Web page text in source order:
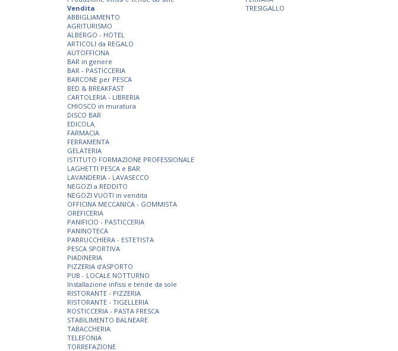
Vendita
ABBIGLIAMENTO
AGRITURISMO
ALBERGO - HOTEL
ARTICOLI da REGALO
AUTOFFICINA
BAR in genere
BAR - PASTICCERIA
BARCONE per PESCA
BED & BREAKFAST
CARTOLERIA - LIBRERIA
CHIOSCO in muratura
DISCO BAR
EDICOLA
FARMACIA
FERRAMENTA
GELATERIA
ISTITUTO FORMAZIONE PROFESSIONALE
LAGHETTI PESCA e BAR
LAVANDERIA - LAVASECCO
NEGOZI a REDDITO
NEGOZI VUOTI in vendita
OFFICINA MECCANICA - GOMMISTA
OREFICERIA
PANIFICIO - PASTICCERIA
PANINOTECA
PARRUCCHIERA - ESTETISTA
PESCA SPORTIVA
PIADINERIA
PIZZERIA d'ASPORTO
PUB - LOCALE NOTTURNO
Installazione infissi e tende da sole
RISTORANTE - PIZZERIA
RISTORANTE - TIGELLERIA
ROSTICCERIA - PASTA FRESCA
STABILIMENTO BALNEARE
TABACCHERIA
TELEFONIA
TORREFAZIONE
TRESIGALLO